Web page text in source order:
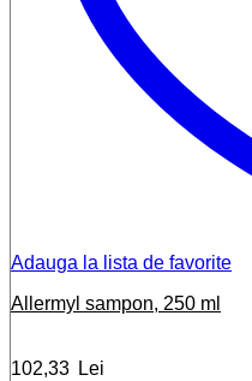
Adauga la lista de favorite
Allermyl sampon, 250 ml
102,33 Lei